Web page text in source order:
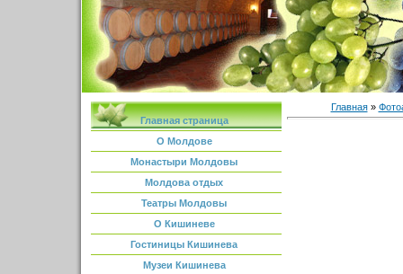
Главная страница
О Молдове
Монастыри Молдовы
Молдова отдых
Театры Молдовы
О Кишиневе
Гостиницы Кишинева
Музеи Кишинева
Главная»